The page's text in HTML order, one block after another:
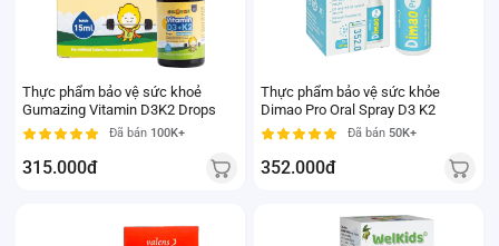
Thực phẩm bảo vệ sức khoẻ
Gumazing Vitamin D3K2 Drops
Đã bán 100K+
315.000đ
Thực phẩm bảo vệ sức khỏe
Dimao Pro Oral Spray D3 K2
Đã bán 50K+
352.000đ